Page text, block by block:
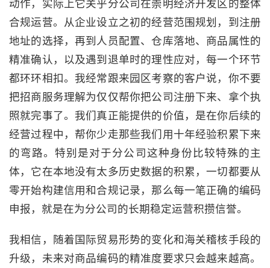
合规运营。从企业设立之初的经营范围规划，到注册
地址的选择，再到人员配置、仓库落地、商品属性的
精准确认，以及遇到退单时的理性应对，每一个环节
都环环相扣。我经常跟来园区考察的客户说，你不要
把招商服务理解为仅仅帮你把公司注册下来、拿个执
照就完事了。我们真正能提供的价值，是在你后续的
经营过程中，帮你少走那些我们用十年经验积累下来
的弯路。特别是对于分公司这种身份比较特殊的主
体，它在本地没有太多历史数据的积累，一切都要从
零开始构建信用和合规记录，那么每一笔正确的编码
申报，就是在为分公司的长期稳定运营积攒信誉。
我相信，随着国际贸易形势的变化和海关稽核手段的
升级，未来对商品编码的精准度要求只会越来越高。